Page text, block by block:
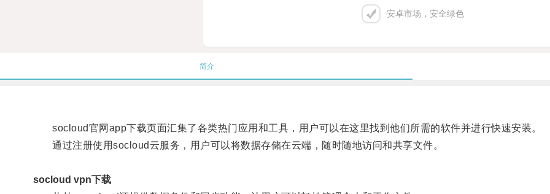
安卓市场，安全绿色
简介
socloud官网app下载页面汇集了各类热门应用和工具，用户可以在这里找到他们所需的软件并进行快速安装。
通过注册使用socloud云服务，用户可以将数据存储在云端，随时随地访问和共享文件。
socloud vpn下载